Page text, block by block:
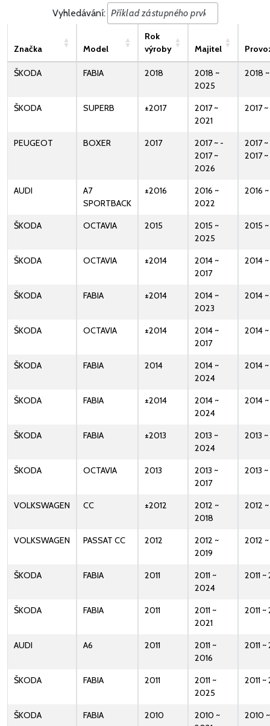
Vyhledávání:
Značka Model
Rok
výroby
Majitel
ŠKODA FABIA 2018
2018 ~
2025
2018
ŠKODA SUPERB ±2017
2017 ~
2021
2017
PEUGEOT BOXER 2017
2017 ~ -
2017 ~
2026
2017
2017
AUDI
A7
SPORTBACK
±2016
2016 ~
2022
2016
ŠKODA OCTAVIA 2015
2015 ~
2025
2015
ŠKODA OCTAVIA ±2014
2014 ~
2017
2014
ŠKODA FABIA ±2014
2014 ~
2023
2014
ŠKODA OCTAVIA ±2014
2014 ~
2017
2014
ŠKODA FABIA 2014
2014 ~
2024
2014
ŠKODA FABIA ±2014
2014 ~
2024
2014
ŠKODA FABIA ±2013
2013 ~
2024
2013
ŠKODA OCTAVIA 2013
2013 ~
2017
2013
VOLKSWAGEN CC ±2012
2012 ~
2018
2012
VOLKSWAGEN PASSAT CC 2012
2012 ~
2019
2012
ŠKODA FABIA 2011
2011 ~
2024
2011
ŠKODA FABIA 2011
2011 ~
2021
2011
AUDI A6 2011
2011 ~
2016
2011
ŠKODA FABIA 2011
2011 ~
2025
2011
ŠKODA FABIA 2010
2010 ~
2010